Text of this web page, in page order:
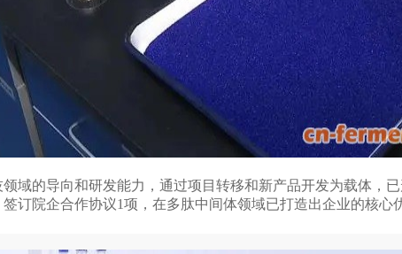
域的导向和研发能力，通过项目转移和新产品开发为载体，
订院企合作协议1项，在多肽中间体领域已打造出企业的核心